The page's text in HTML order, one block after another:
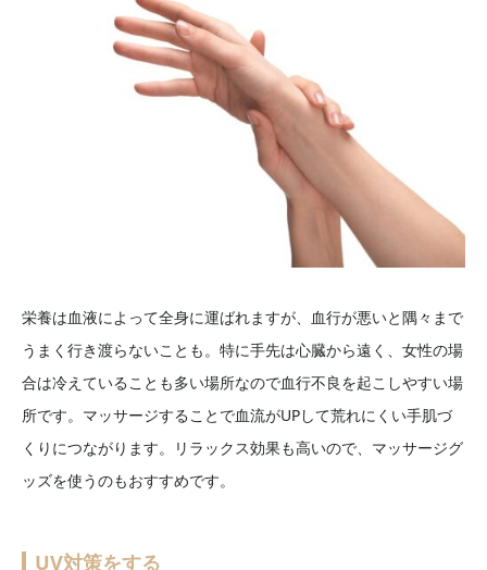
栄養は血液によって全身に運ばれますが、血行が悪いと隅々まで
うまく行き渡らないことも。特に手先は心臓から遠く、女性の場
合は冷えていることも多い場所なので血行不良を起こしやすい場
所です。マッサージすることで血流がUPして荒れにくい手肌づ
くりにつながります。リラックス効果も高いので、マッサージグ
ッズを使うのもおすすめです。
UV対策をする